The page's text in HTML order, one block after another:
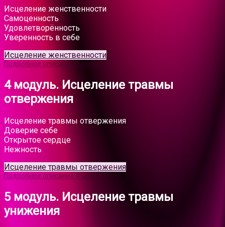
Исцеление женственности
Самоценность
Удовлетворённость
Уверенность в себе
Исцеление женственности
Подробное описание 3 модуля
4 модуль. Исцеление травмы
отвержения
Исцеление травмы отвержения
Доверие себе
Открытое сердце
Нежность
Исцеление травмы отвержения
Подробное описание 4 модуля
5 модуль. Исцеление травмы
унижения